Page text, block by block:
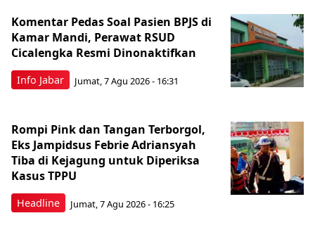
Info Jabar
Komentar Pedas Soal Pasien BPJS di
Kamar Mandi, Perawat RSUD
Cicalengka Resmi Dinonaktifkan
Jumat, 7 Agu 2026 - 16:31
Headline
Rompi Pink dan Tangan Terborgol,
Eks Jampidsus Febrie Adriansyah
Tiba di Kejagung untuk Diperiksa
Kasus TPPU
Jumat, 7 Agu 2026 - 16:25